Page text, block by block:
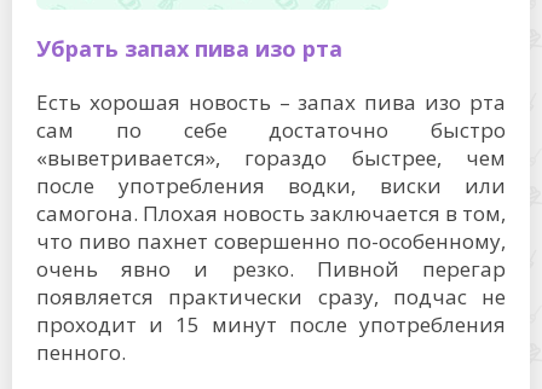
Убрать запах пива изо рта
Есть хорошая новость – запах пива изо рта
сам по себе достаточно быстро
«выветривается», гораздо быстрее, чем
после употребления водки, виски или
самогона. Плохая новость заключается в том,
что пиво пахнет совершенно по-особенному,
очень явно и резко. Пивной перегар
появляется практически сразу, подчас не
проходит и 15 минут после употребления
пенного.